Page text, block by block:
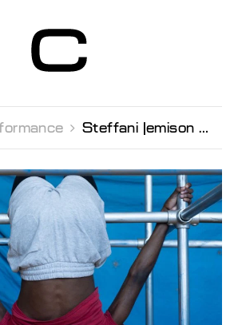
Contemporain
Genève
 Steffani Jemison